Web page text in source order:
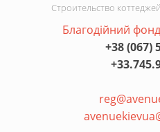
Строительство
Благодiйний
+38 (067)